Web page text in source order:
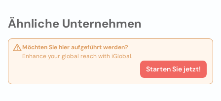
Ähnliche Unternehmen
Möchten Sie hier aufgeführt werden?
Enhance your global reach with iGlobal.
Starten Sie jetzt!